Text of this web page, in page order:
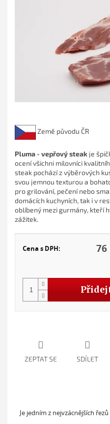
Cena s DPH:
Země původu ČR
Pluma - vepřový steak je
ocení všichni milovníci
steak pochází z výběrových
svou jemnou texturou a
pro grilování, pečení nebo
domácích kuchyních, tak i v
oblíbený mezi gurmány, kteří
zážitek.
ZEPTAT SE SDÍLET
Je jedním z nejvzácnějších